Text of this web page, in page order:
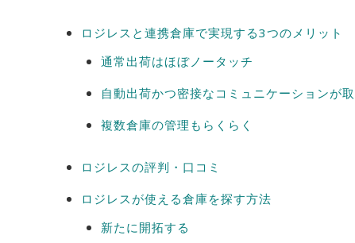
ロジレスと連携倉庫で実現する3つのメリット
通常出荷はほぼノータッチ
自動出荷かつ密接なコミュニケーションが
複数倉庫の管理もらくらく
ロジレスの評判・口コミ
ロジレスが使える倉庫を探す方法
新たに開拓する